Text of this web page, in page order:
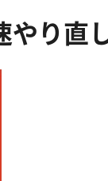
やり直